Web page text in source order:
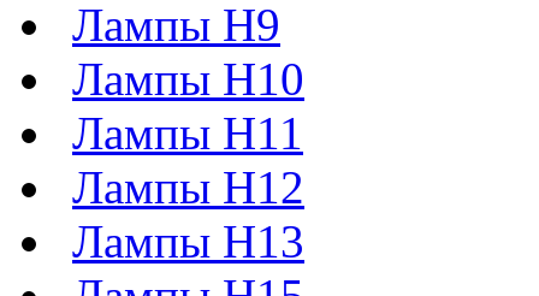
Лампы H9
Лампы H10
Лампы H11
Лампы H12
Лампы H13